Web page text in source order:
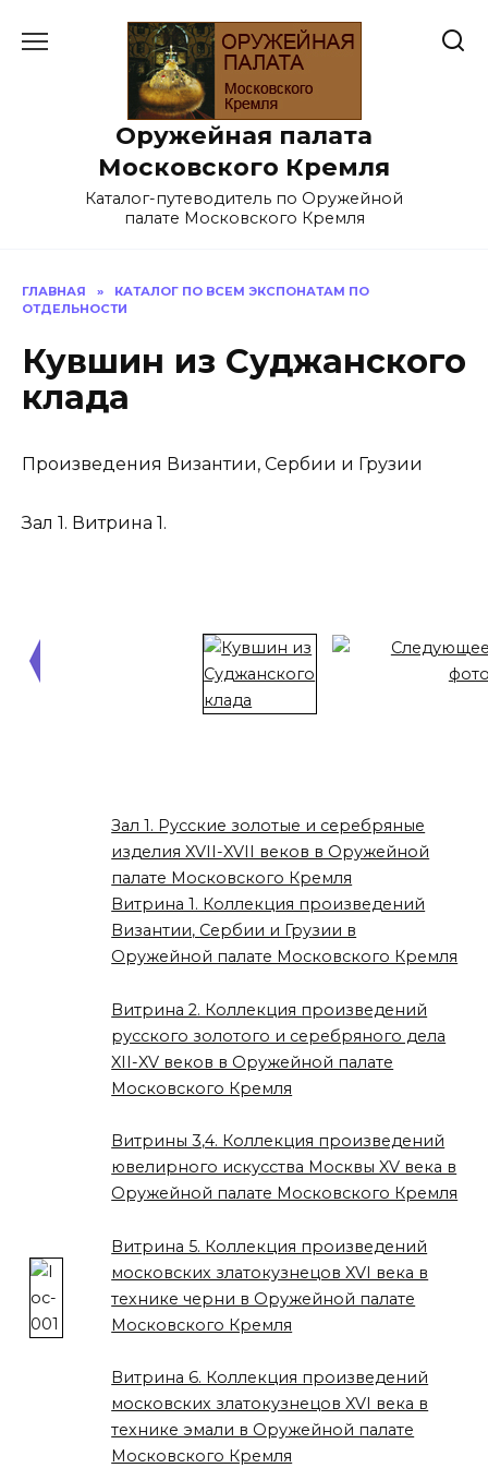
Оружейная палата
Московского Кремля
Каталог-путеводитель по Оружейной
палате Московского Кремля
ГЛАВНАЯ »
КАТАЛОГ ПО ВСЕМ ЭКСПОНАТАМ ПО
ОТДЕЛЬНОСТИ
Кувшин из Суджанского
клада
Произведения Византии, Сербии и Грузии
Зал 1. Витрина 1.
Зал 1. Русские золотые и серебряные
изделия XVII-XVII веков в Оружейной
палате Московского Кремля
Витрина 1. Коллекция произведений
Византии, Сербии и Грузии в
Оружейной палате Московского Кремля
Витрина 2. Коллекция произведений
русского золотого и серебряного дела
XII-XV веков в Оружейной палате
Московского Кремля
Витрины 3,4. Коллекция произведений
ювелирного искусства Москвы XV века в
Оружейной палате Московского Кремля
Витрина 5. Коллекция произведений
московских златокузнецов XVI века в
технике черни в Оружейной палате
Московского Кремля
Витрина 6. Коллекция произведений
московских златокузнецов XVI века в
технике эмали в Оружейной палате
Московского Кремля